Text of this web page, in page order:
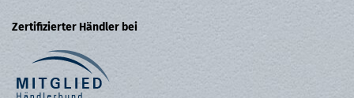
Zertifizierter Händler bei